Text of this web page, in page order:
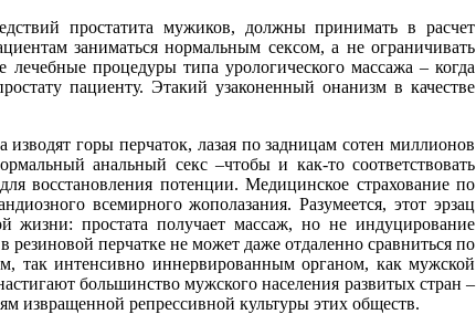
простатита мужиков, должны принимать в расчет
заниматься нормальным сексом, а не ограничивать
процедуры типа урологического массажа – когда
пациенту. Этакий узаконенный онанизм в качестве
изводят горы перчаток, лазая по задницам сотен миллионов
анальный секс –чтобы и как-то соответствовать
восстановления потенции. Медицинское страхование по
всемирного жополазания. Разумеется, этот эрзац
жизни: простата получает массаж, но не индуцирование
перчатке не может даже отдаленно сравниться по
так интенсивно иннервированным органом, как мужской
большинство мужского населения развитых стран –
извращенной репрессивной культуры этих обществ.